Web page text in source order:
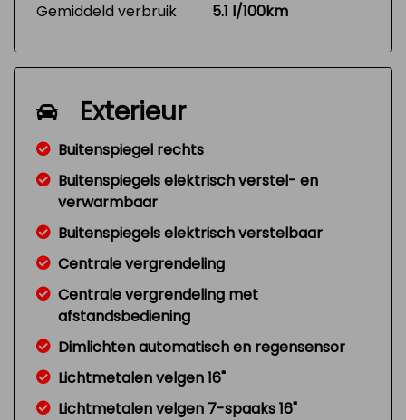
Gemiddeld verbruik
5.1 l/100km
Exterieur
Buitenspiegel rechts
Buitenspiegels elektrisch verstel- en
verwarmbaar
Buitenspiegels elektrisch verstelbaar
Centrale vergrendeling
Centrale vergrendeling met
afstandsbediening
Dimlichten automatisch en regensensor
Lichtmetalen velgen 16"
Lichtmetalen velgen 7-spaaks 16"